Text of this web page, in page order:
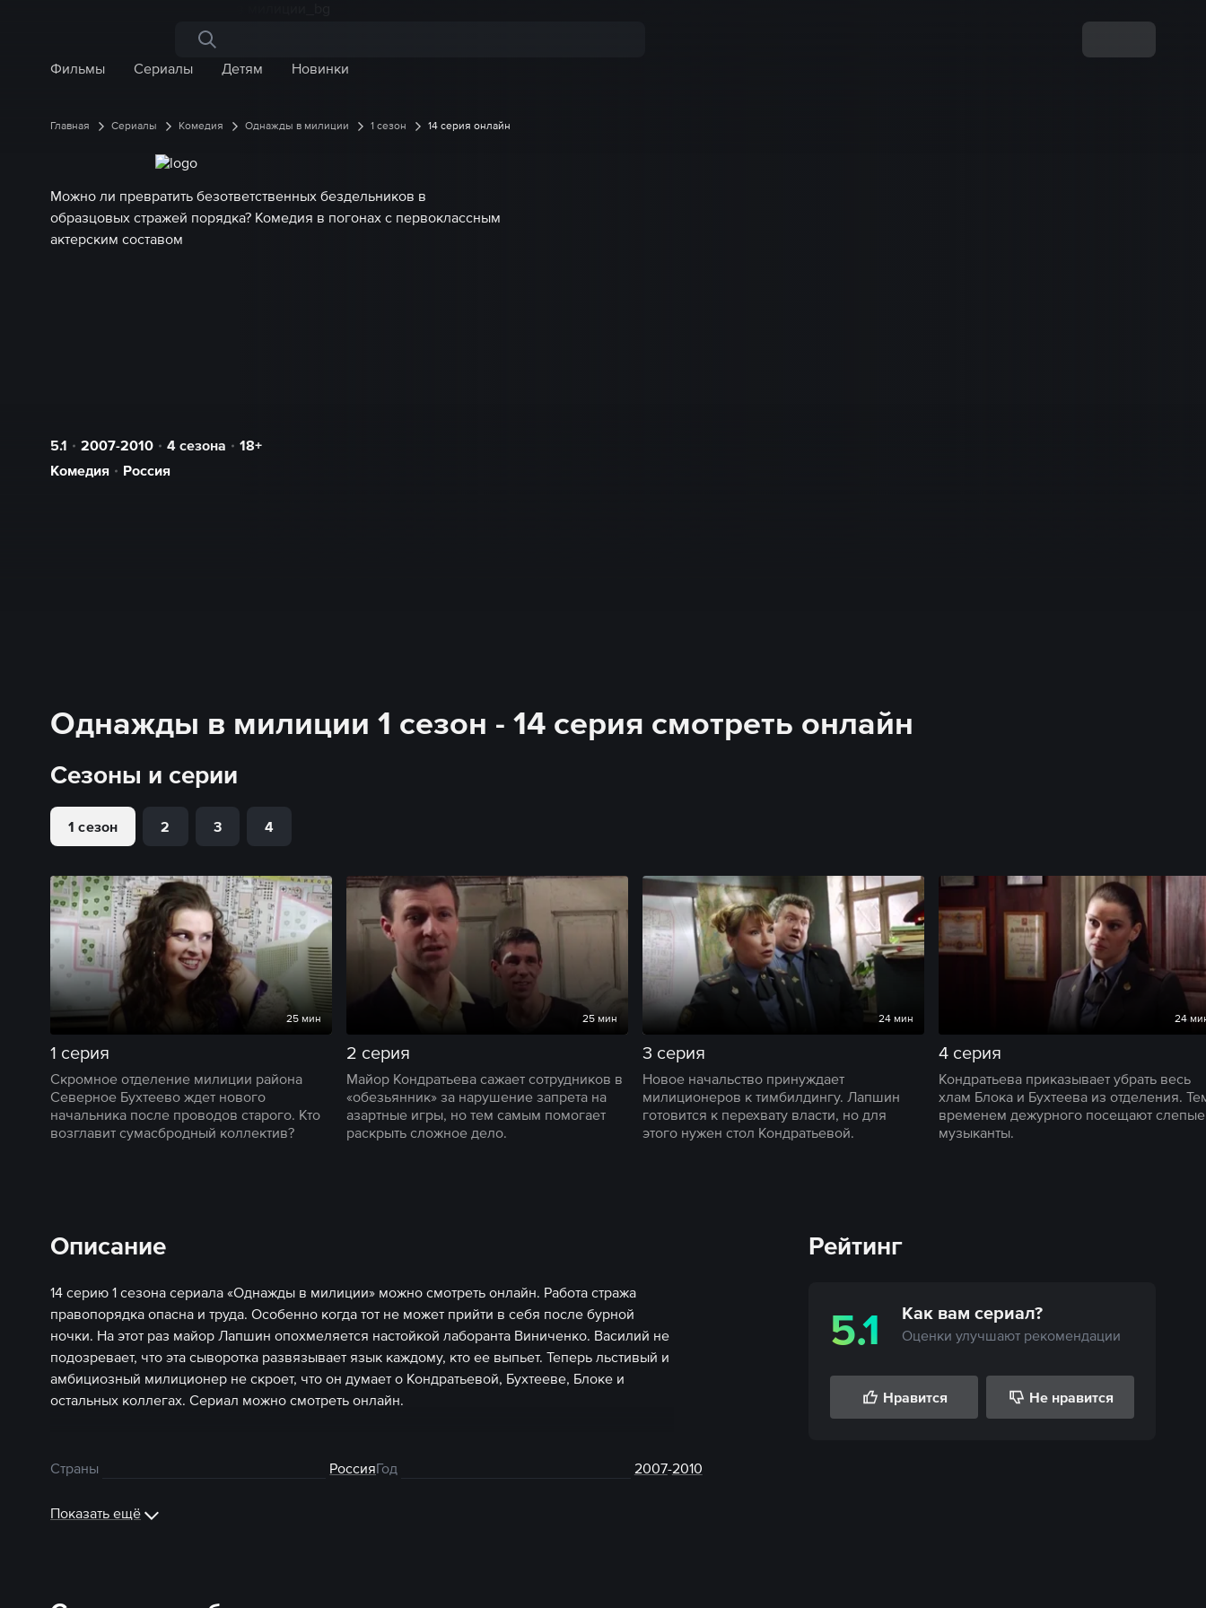
Поиск по сайту
Фильмы
Сериалы Детям Новинки
Главная Сериалы Комедия Однажды в милиции 1 сезон 14 серия онлайн
Можно ли превратить безответственных бездельников в
образцовых стражей порядка? Комедия в погонах с первоклассным
актерским составом
5.1 2007-2010 4 сезона
18+
Комедия
Россия
Однажды в милиции 1 сезон - 14 серия смотреть онлайн
Сезоны и серии
1 сезон 2 3 4
25 мин
1 серия
Скромное отделение милиции района
Северное Бухтеево ждет нового
начальника после проводов старого. Кто
возглавит сумасбродный коллектив?
25 мин
2 серия
Майор Кондратьева сажает сотрудников в
«обезьянник» за нарушение запрета на
азартные игры, но тем самым помогает
раскрыть сложное дело.
24 мин
3 серия
Новое начальство принуждает
милиционеров к тимбилдингу. Лапшин
готовится к перехвату власти, но для
этого нужен стол Кондратьевой.
24
4 серия
Кондратьева приказывает убрать весь
хлам Блока и Бухтеева из отделения.
временем дежурного посещают слепые
музыканты.
Описание
14 серию 1 сезона сериала «Однажды в милиции» можно смотреть онлайн. Работа стража
правопорядка опасна и труда. Особенно когда тот не может прийти в себя после бурной
ночки. На этот раз майор Лапшин опохмеляется настойкой лаборанта Виниченко. Василий не
подозревает, что эта сыворотка развязывает язык каждому, кто ее выпьет. Теперь льстивый и
амбициозный милиционер не скроет, что он думает о Кондратьевой, Бухтееве, Блоке и
остальных коллегах. Сериал можно смотреть онлайн.
Страны РоссияГод 2007-2010
Показать ещё
Рейтинг
5.1 Как вам сериал?
Оценки улучшают рекомендации
Нравится Не нравится